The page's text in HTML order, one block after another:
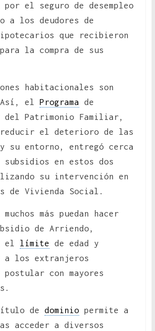
el seguro de desempleo
a los deudores de
que recibieron
la compra de sus
habitacionales son
Así, el Programa de
del Patrimonio Familiar,
reducir el deterioro de las
su entorno, entregó cerca
subsidios en estos dos
su intervención en
de Vivienda Social.
más puedan hacer
de Arriendo,
el límite de edad y
a los extranjeros
con mayores
de dominiopermite a
acceder a diversos